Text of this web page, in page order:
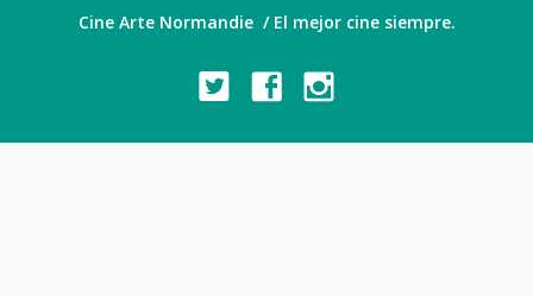
Cine Arte Normandie / El mejor cine siempre.